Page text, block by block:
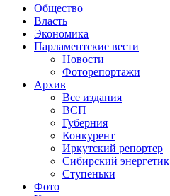
Общество
Власть
Экономика
Парламентские вести
Новости
Фоторепортажи
Архив
Все издания
ВСП
Губерния
Конкурент
Иркутский репортер
Сибирский энергетик
Ступеньки
Фото